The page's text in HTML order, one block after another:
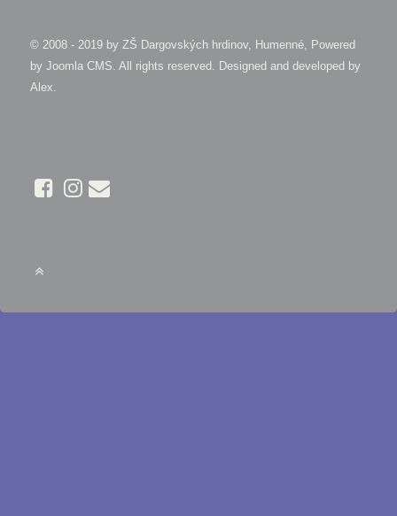
© 2008 - 2019 by ZŠ Dargovských hrdinov, Humenné, Powered
by Joomla CMS . All rights reserved. Designed and developed by
Alex